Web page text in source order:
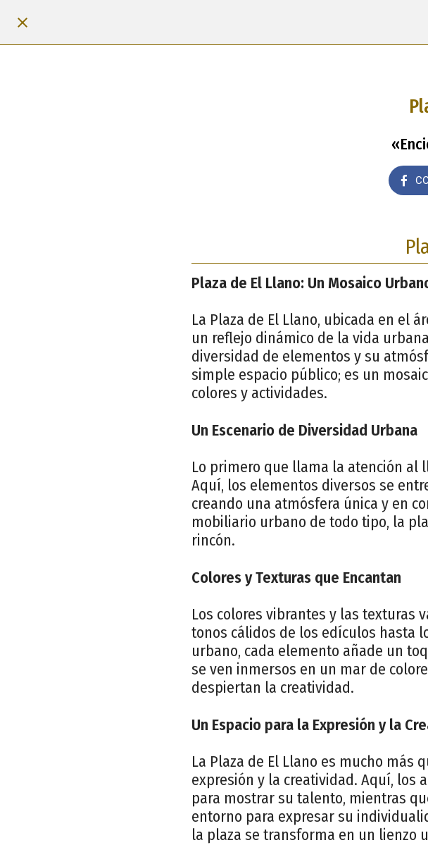
Plaza de El Llano: Un Mosaico
La Plaza de El Llano, ubicada en el
un reflejo dinámico de la vida
diversidad de elementos y su
simple espacio público; es un
colores y actividades.
Un Escenario de Diversidad Urbana
Lo primero que llama la atención al
Aquí, los elementos diversos se
creando una atmósfera única y en
mobiliario urbano de todo tipo, la
rincón.
Colores y Texturas que Encantan
Los colores vibrantes y las texturas
tonos cálidos de los edículos hasta
urbano, cada elemento añade un
se ven inmersos en un mar de
despiertan la creatividad.
Un Espacio para la Expresión y la
La Plaza de El Llano es mucho más
expresión y la creatividad. Aquí, los
para mostrar su talento, mientras
entorno para expresar su
la plaza se transforma en un lienzo